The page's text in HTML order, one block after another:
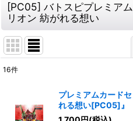
[PC05] バトスピプレミア
リオン 紡がれる想い
並び順:
16件
プレミアムカード
れる想い[PC05]』